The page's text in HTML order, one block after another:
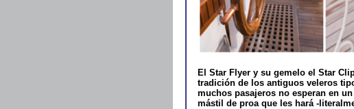
El Star Flyer y su gemelo el Star
tradición de los antiguos veleros
muchos pasajeros no esperan en
mástil de proa que les hará -